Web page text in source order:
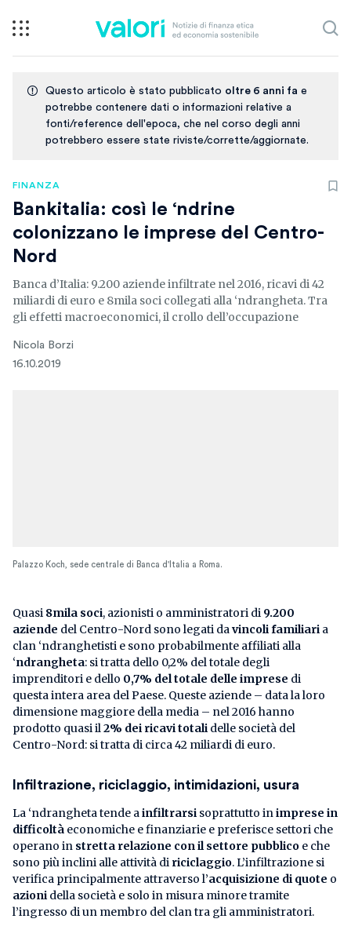
Questo articolo è stato pubblicato oltre 6 anni fa e
potrebbe contenere dati o informazioni relative a
fonti/reference dell'epoca, che nel corso degli anni
potrebbero essere state riviste/corrette/aggiornate.
FINANZA
Bankitalia: così le ‘ndrine
colonizzano le imprese del Centro-
Nord
Banca d’Italia: 9.200 aziende infiltrate nel 2016, ricavi di 42
miliardi di euro e 8mila soci collegati alla ‘ndrangheta. Tra
gli effetti macroeconomici, il crollo dell’occupazione
Nicola Borzi
16.10.2019
Palazzo Koch, sede centrale di Banca d'Italia a Roma.
Quasi 8mila soci, azionisti o amministratori di 9.200
aziende del Centro-Nord sono legati davincoli familiari a
clan ‘ndranghetisti e sono probabilmente affiliati alla
‘ndrangheta: si tratta dello 0,2% del totale degli
imprenditori e dello 0,7% del totale delle imprese di
questa intera area del Paese. Queste aziende – data la loro
dimensione maggiore della media – nel 2016 hanno
prodotto quasi il2% dei ricavi totali delle società del
Centro-Nord: si tratta di circa 42 miliardi di euro.
Infiltrazione, riciclaggio, intimidazioni, usura
La ‘ndrangheta tende ainfiltrarsi soprattutto inimprese in
difficoltà economiche e finanziarie e preferisce settori che
operano in stretta relazione con il settore pubblico e che
sono più inclini alle attività di riciclaggio. L’infiltrazione si
verifica principalmente attraverso l’acquisizione di quote o
azioni della società e solo in misura minore tramite
l’ingresso di un membro del clan tra gli amministratori.